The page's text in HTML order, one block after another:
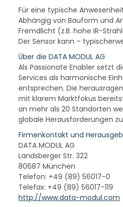
Für eine typische
Abhängig von Bauform und
Fremdlicht (z.B. hohe IR-
Der Sensor kann –
Über die DATA MODUL AG
Als Passionate Enabler setzt
Services als harmonische
entsprechen. Die
mit klarem Marktfokus
an mehr als 20 Standorten
globale Herausforderungen
Firmenkontakt und
DATA MODUL AG
Landsberger Str. 322
80687 München
Telefon: +49 (89) 56017-0
Telefax: +49 (89) 56017-119
http://www.data-modul.com